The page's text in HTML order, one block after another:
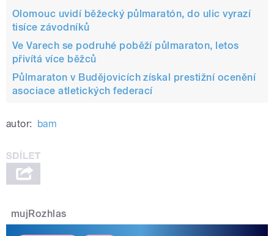
Olomouc uvidí běžecký půlmaratón, do ulic vyrazí
tisíce závodníků
Ve Varech se podruhé poběží půlmaraton, letos
přivítá více běžců
Půlmaraton v Budějovicích získal prestižní ocenění
asociace atletických federací
autor: bam
mujRozhlas